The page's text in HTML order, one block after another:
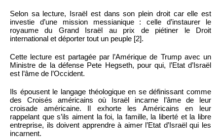
Selon sa lecture, Israël est dans son plein droit car elle est
investie d’une mission messianique : celle d’instaurer le
royaume du Grand Israël au prix de piétiner le Droit
international et déporter tout un peuple [2].
Cette lecture est partagée par l’Amérique de Trump avec un
Ministre de la défense Pete Hegseth, pour qui, l’Etat d’Israël
est l’âme de l’Occident.
Ils épousent le langage théologique en se définissant comme
des Croisés américains où Israël incarne l’âme de leur
croisade américaine. Il exhorte les Américains en leur
rappelant que s’ils aiment la foi, la famille, la liberté et la libre
entreprise, ils doivent apprendre à aimer l’Etat d’Israël qui les
incarnent.